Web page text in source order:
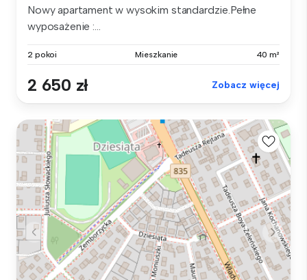
Nowy apartament w wysokim standardzie.Pełne
wyposażenie :...
2 pokoi Mieszkanie 40 m²
2 650 zł Zobacz więcej